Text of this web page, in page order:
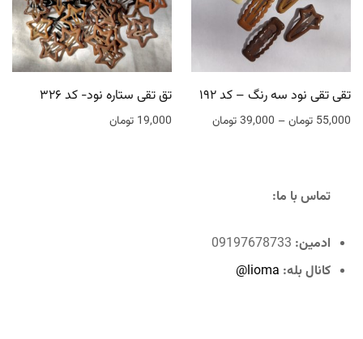
تقی تقی نود سه رنگ – کد ۱۹۲
55,000 تومان–
39,000تومان
تق تقی ستاره نود- کد ۳۲۶
19,000 تومان
تماس با ما:
ادمین:
کانال بله: lioma@